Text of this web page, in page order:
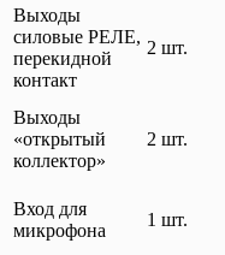
Выходы
силовые РЕЛЕ,
перекидной
контакт
2 шт.
Выходы
«открытый
коллектор»
2 шт.
Вход для
микрофона
1 шт.